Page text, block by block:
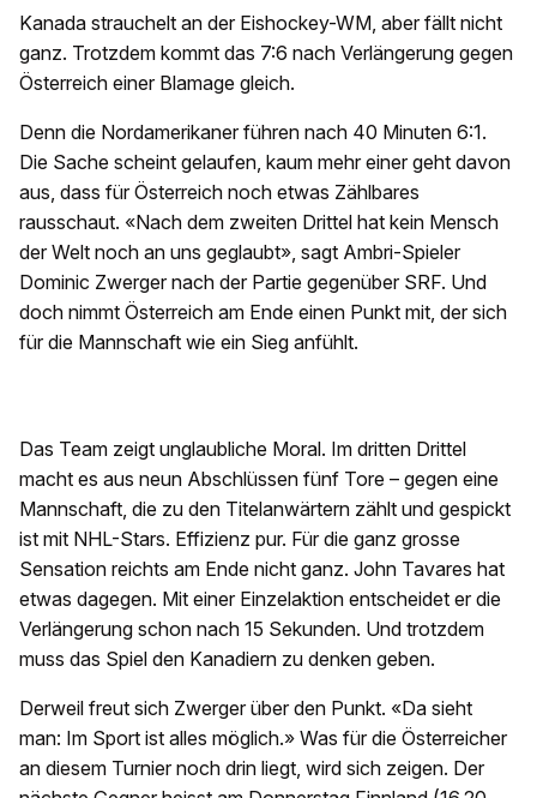
Kanada strauchelt an der Eishockey-WM, aber fällt nicht
ganz. Trotzdem kommt das 7:6 nach Verlängerung gegen
Österreich einer Blamage gleich.
Denn die Nordamerikaner führen nach 40 Minuten 6:1.
Die Sache scheint gelaufen, kaum mehr einer geht davon
aus, dass für Österreich noch etwas Zählbares
rausschaut. «Nach dem zweiten Drittel hat kein Mensch
der Welt noch an uns geglaubt», sagt Ambri-Spieler
Dominic Zwerger nach der Partie gegenüber SRF. Und
doch nimmt Österreich am Ende einen Punkt mit, der sich
für die Mannschaft wie ein Sieg anfühlt.
Das Team zeigt unglaubliche Moral. Im dritten Drittel
macht es aus neun Abschlüssen fünf Tore – gegen eine
Mannschaft, die zu den Titelanwärtern zählt und gespickt
ist mit NHL-Stars. Effizienz pur. Für die ganz grosse
Sensation reichts am Ende nicht ganz. John Tavares hat
etwas dagegen. Mit einer Einzelaktion entscheidet er die
Verlängerung schon nach 15 Sekunden. Und trotzdem
muss das Spiel den Kanadiern zu denken geben.
Derweil freut sich Zwerger über den Punkt. «Da sieht
man: Im Sport ist alles möglich.» Was für die Österreicher
an diesem Turnier noch drin liegt, wird sich zeigen. Der